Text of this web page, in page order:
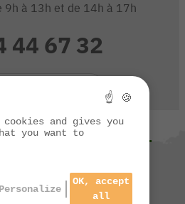
9h à 13h et de 14h à 17h
44 67 32
ÉGALEMENT
☝ 🍪
and gives you
you want to
Personalize
OK, accept
all